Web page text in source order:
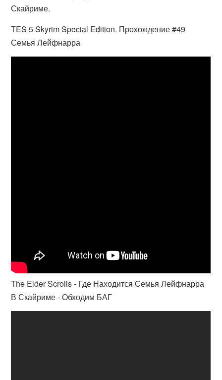
Скайриме.
TES 5 Skyrim Special Edition. Прохождение #49
Семья Лейфнарра
The Elder Scrolls - Где Находится Семья Лейфнарра
В Скайриме - Обходим БАГ